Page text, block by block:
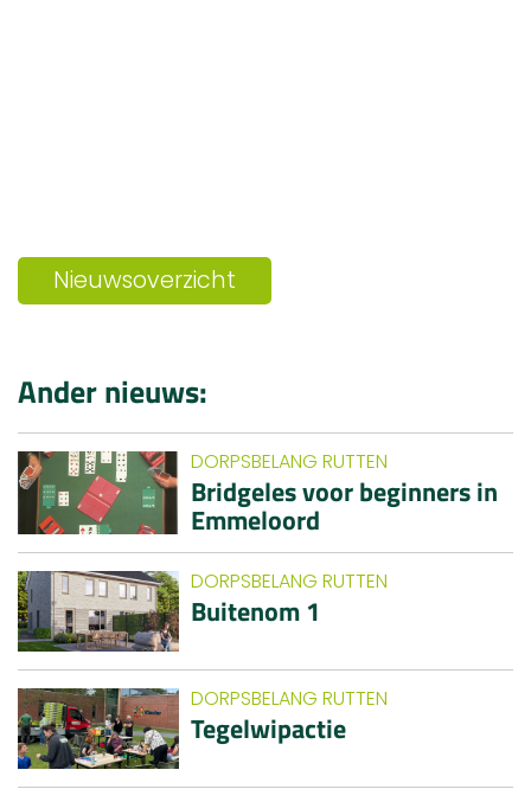
Nieuwsoverzicht
Ander nieuws:
DORPSBELANG RUTTEN
Bridgeles voor beginners in
Emmeloord
DORPSBELANG RUTTEN
Buitenom 1
DORPSBELANG RUTTEN
Tegelwipactie